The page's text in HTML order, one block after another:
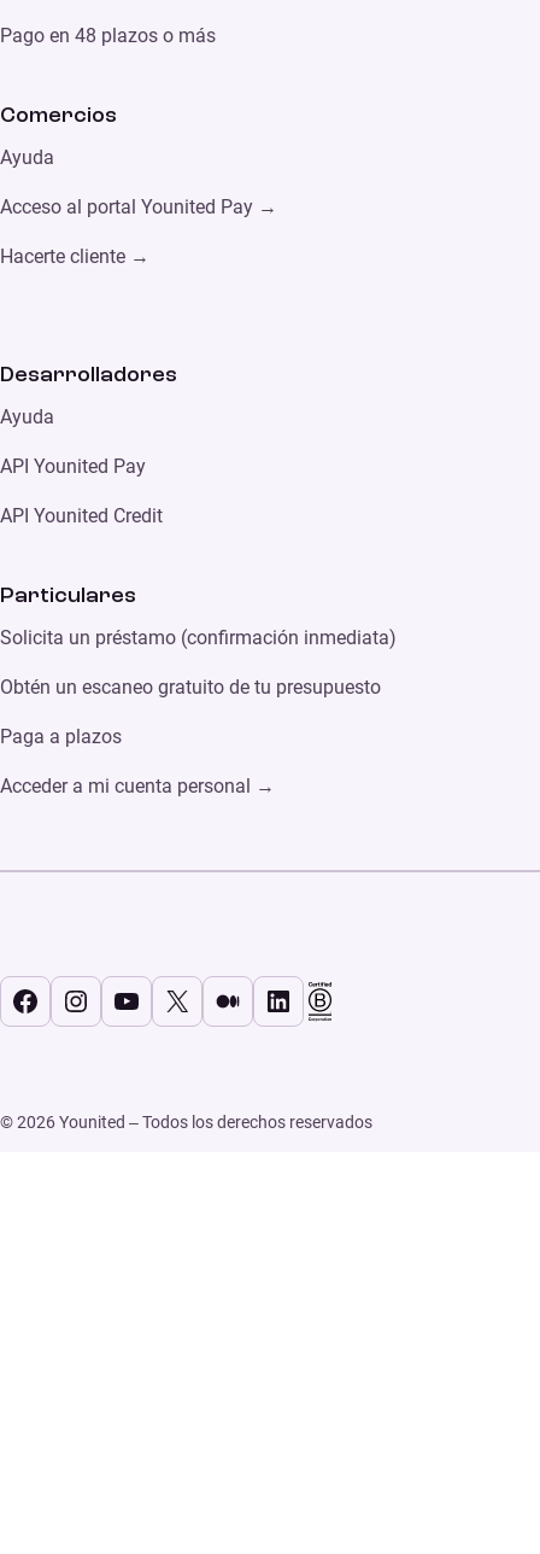
Pago en 48 plazos o más
Comercios
Ayuda
Acceso al portal Younited Pay →
Hacerte cliente →
Desarrolladores
Ayuda
API Younited Pay
API Younited Credit
Particulares
Solicita un préstamo (confirmación inmediata)
Obtén un escaneo gratuito de tu presupuesto
Paga a plazos
Acceder a mi cuenta personal →
© 2026 Younited – Todos los derechos reservados
Facebook
Instagram
YouTube
X Medium
LinkedIn